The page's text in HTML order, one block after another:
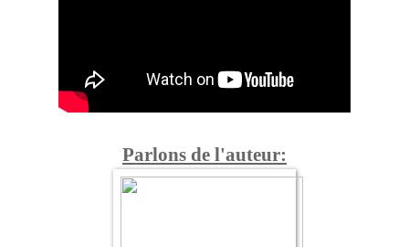
Parlons de l'auteur: